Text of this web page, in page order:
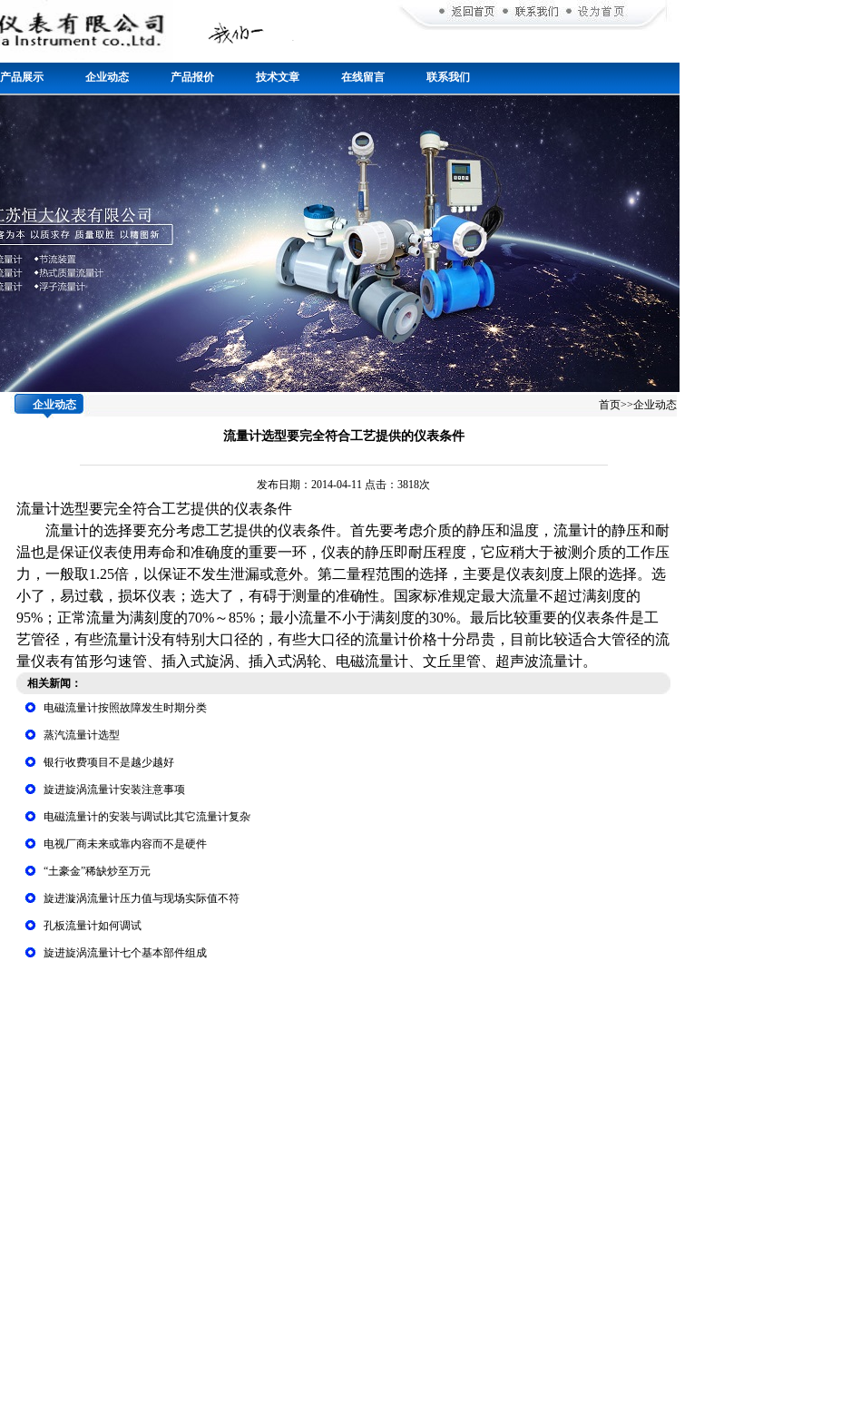
产品展示 企业动态 产品报价 技术文章 在线留言 联系我们
企业动态 首页>>企业动态
流量计选型要完全符合工艺提供的仪表条件
发布日期：2014-04-11 点击：3818次
流量计选型要完全符合工艺提供的仪表条件
流量计的选择要充分考虑工艺提供的仪表条件。首先要考虑介质的静压和温度，流量计的静压和耐
温也是保证仪表使用寿命和准确度的重要一环，仪表的静压即耐压程度，它应稍大于被测介质的工作压
力，一般取1.25倍，以保证不发生泄漏或意外。第二量程范围的选择，主要是仪表刻度上限的选择。选
小了，易过载，损坏仪表；选大了，有碍于测量的准确性。国家标准规定最大流量不超过满刻度的
95%；正常流量为满刻度的70%～85%；最小流量不小于满刻度的30%。最后比较重要的仪表条件是工
艺管径，有些流量计没有特别大口径的，有些大口径的流量计价格十分昂贵，目前比较适合大管径的流
量仪表有笛形匀速管、插入式旋涡、插入式涡轮、 电磁流量计 、文丘里管、 超声波流量计。
相关新闻：
电磁流量计按照故障发生时期分类
蒸汽流量计选型
银行收费项目不是越少越好
旋进旋涡流量计安装注意事项
电磁流量计的安装与调试比其它流量计复杂
电视厂商未来或靠内容而不是硬件
“土豪金”稀缺炒至万元
旋进漩涡流量计压力值与现场实际值不符
孔板流量计如何调试
旋进旋涡流量计七个基本部件组成